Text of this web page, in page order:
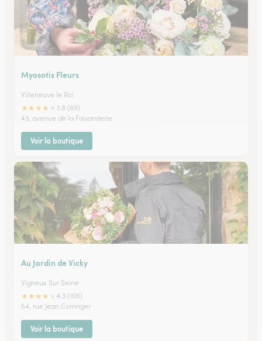
Myosotis Fleurs
Villeneuve le Roi
★★★★
3.8 (69)
43, avenue de la Faisanderie
Voir la boutique
Au Jardin de Vicky
Vigneux Sur Seine
★★★★
4.3 (106)
54, rue Jean Corringer
Voir la boutique